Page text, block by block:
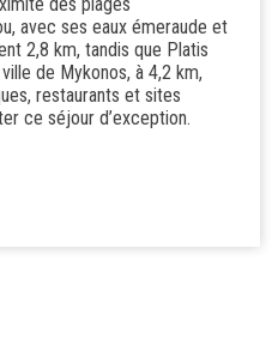
avec ses eaux émeraude et
2,8 km, tandis que Platis
de Mykonos, à 4,2 km,
restaurants et sites
ce séjour d’exception.